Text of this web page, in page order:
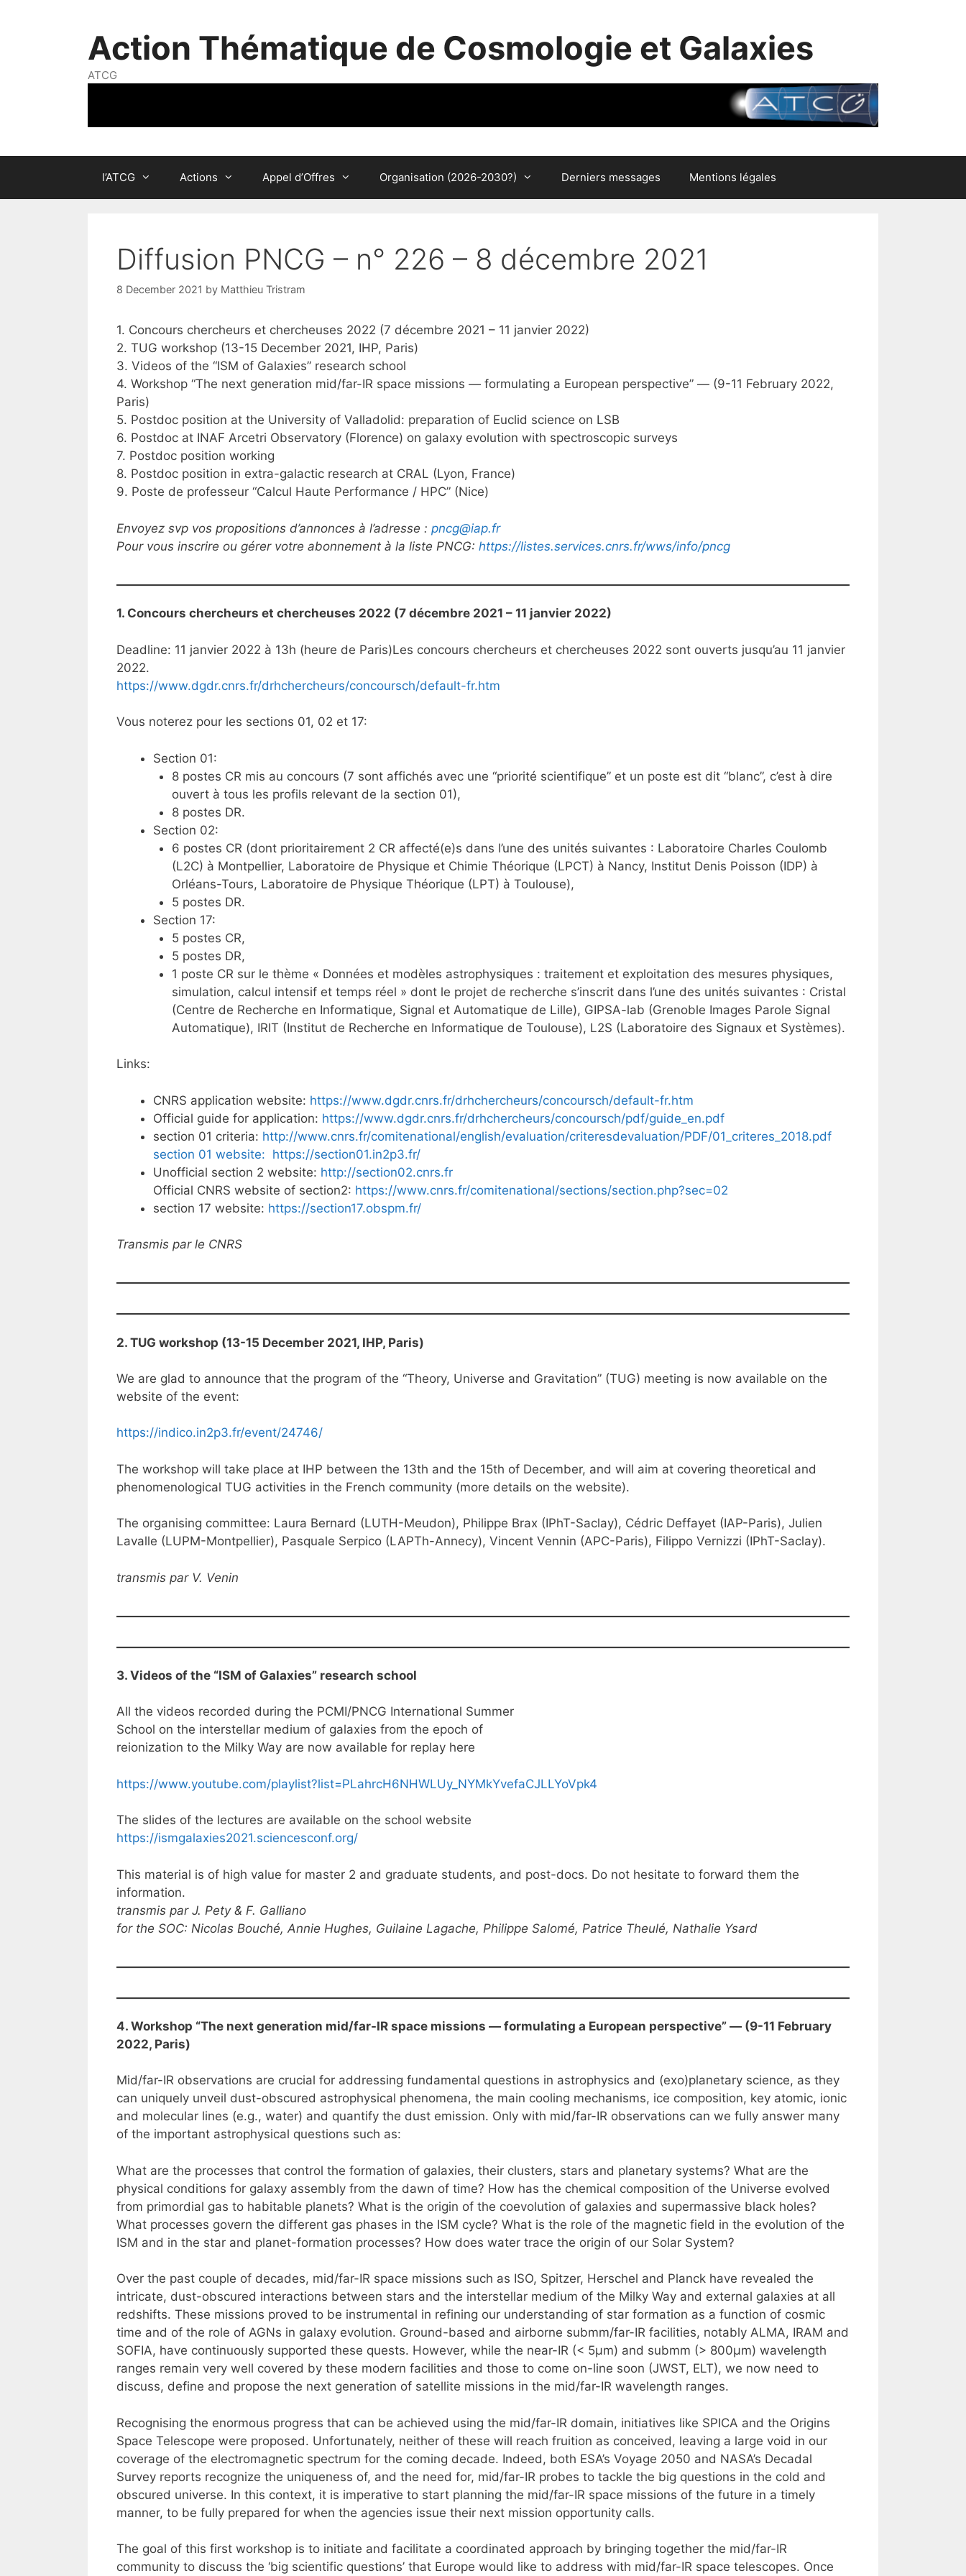
Action Thématique de Cosmologie et Galaxies
ATCG
l’ATCG Actions Appel d’Offres Organisation (2026-2030?) Derniers messages Mentions légales
Diffusion PNCG – n° 226 – 8 décembre 2021
8 December 2021 by Matthieu Tristram
1. Concours chercheurs et chercheuses 2022 (7 décembre 2021 – 11 janvier 2022)
2. TUG workshop (13-15 December 2021, IHP, Paris)
3. Videos of the “ISM of Galaxies” research school
4. Workshop “The next generation mid/far-IR space missions — formulating a European perspective” — (9-11 February 2022,
Paris)
5. Postdoc position at the University of Valladolid: preparation of Euclid science on LSB
6. Postdoc at INAF Arcetri Observatory (Florence) on galaxy evolution with spectroscopic surveys
7. Postdoc position working
8. Postdoc position in extra-galactic research at CRAL (Lyon, France)
9. Poste de professeur “Calcul Haute Performance / HPC” (Nice)
Envoyez svp vos propositions d’annonces à l’adresse : pncg@iap.fr
Pour vous inscrire ou gérer votre abonnement à la liste PNCG: https://listes.services.cnrs.fr/wws/info/pncg
1. Concours chercheurs et chercheuses 2022 (7 décembre 2021 – 11 janvier 2022)
Deadline: 11 janvier 2022 à 13h (heure de Paris)Les concours chercheurs et chercheuses 2022 sont ouverts jusqu’au 11 janvier
2022.
https://www.dgdr.cnrs.fr/drhchercheurs/concoursch/default-fr.htm
Vous noterez pour les sections 01, 02 et 17:
Section 01:
8 postes CR mis au concours (7 sont affichés avec une “priorité scientifique” et un poste est dit “blanc”, c’est à dire
ouvert à tous les profils relevant de la section 01),
8 postes DR.
Section 02:
6 postes CR (dont prioritairement 2 CR affecté(e)s dans l’une des unités suivantes : Laboratoire Charles Coulomb
(L2C) à Montpellier, Laboratoire de Physique et Chimie Théorique (LPCT) à Nancy, Institut Denis Poisson (IDP) à
Orléans-Tours, Laboratoire de Physique Théorique (LPT) à Toulouse),
5 postes DR.
Section 17:
5 postes CR,
5 postes DR,
1 poste CR sur le thème « Données et modèles astrophysiques : traitement et exploitation des mesures physiques,
simulation, calcul intensif et temps réel » dont le projet de recherche s’inscrit dans l’une des unités suivantes : Cristal
(Centre de Recherche en Informatique, Signal et Automatique de Lille), GIPSA-lab (Grenoble Images Parole Signal
Automatique), IRIT (Institut de Recherche en Informatique de Toulouse), L2S (Laboratoire des Signaux et Systèmes).
Links:
CNRS application website: https://www.dgdr.cnrs.fr/drhchercheurs/concoursch/default-fr.htm
Official guide for application: https://www.dgdr.cnrs.fr/drhchercheurs/concoursch/pdf/guide_en.pdf
section 01 criteria: http://www.cnrs.fr/comitenational/english/evaluation/criteresdevaluation/PDF/01_criteres_2018.pdf
section 01 website: https://section01.in2p3.fr/
Unofficial section 2 website: http://section02.cnrs.fr
Official CNRS website of section2: https://www.cnrs.fr/comitenational/sections/section.php?sec=02
section 17 website: https://section17.obspm.fr/
Transmis par le CNRS
2. TUG workshop (13-15 December 2021, IHP, Paris)
We are glad to announce that the program of the “Theory, Universe and Gravitation” (TUG) meeting is now available on the
website of the event:
https://indico.in2p3.fr/event/24746/
The workshop will take place at IHP between the 13th and the 15th of December, and will aim at covering theoretical and
phenomenological TUG activities in the French community (more details on the website).
The organising committee: Laura Bernard (LUTH-Meudon), Philippe Brax (IPhT-Saclay), Cédric Deffayet (IAP-Paris), Julien
Lavalle (LUPM-Montpellier), Pasquale Serpico (LAPTh-Annecy), Vincent Vennin (APC-Paris), Filippo Vernizzi (IPhT-Saclay).
transmis par V. Venin
3. Videos of the “ISM of Galaxies” research school
All the videos recorded during the PCMI/PNCG International Summer
School on the interstellar medium of galaxies from the epoch of
reionization to the Milky Way are now available for replay here
https://www.youtube.com/playlist?list=PLahrcH6NHWLUy_NYMkYvefaCJLLYoVpk4
The slides of the lectures are available on the school website
https://ismgalaxies2021.sciencesconf.org/
This material is of high value for master 2 and graduate students, and post-docs. Do not hesitate to forward them the
information.
transmis par J. Pety & F. Galliano
for the SOC: Nicolas Bouché, Annie Hughes, Guilaine Lagache, Philippe Salomé, Patrice Theulé, Nathalie Ysard
4. Workshop “The next generation mid/far-IR space missions — formulating a European perspective” — (9-11 February
2022, Paris)
Mid/far-IR observations are crucial for addressing fundamental questions in astrophysics and (exo)planetary science, as they
can uniquely unveil dust-obscured astrophysical phenomena, the main cooling mechanisms, ice composition, key atomic, ionic
and molecular lines (e.g., water) and quantify the dust emission. Only with mid/far-IR observations can we fully answer many
of the important astrophysical questions such as:
What are the processes that control the formation of galaxies, their clusters, stars and planetary systems? What are the
physical conditions for galaxy assembly from the dawn of time? How has the chemical composition of the Universe evolved
from primordial gas to habitable planets? What is the origin of the coevolution of galaxies and supermassive black holes?
What processes govern the different gas phases in the ISM cycle? What is the role of the magnetic field in the evolution of the
ISM and in the star and planet-formation processes? How does water trace the origin of our Solar System?
Over the past couple of decades, mid/far-IR space missions such as ISO, Spitzer, Herschel and Planck have revealed the
intricate, dust-obscured interactions between stars and the interstellar medium of the Milky Way and external galaxies at all
redshifts. These missions proved to be instrumental in refining our understanding of star formation as a function of cosmic
time and of the role of AGNs in galaxy evolution. Ground-based and airborne submm/far-IR facilities, notably ALMA, IRAM and
SOFIA, have continuously supported these quests. However, while the near-IR (< 5μm) and submm (> 800μm) wavelength
ranges remain very well covered by these modern facilities and those to come on-line soon (JWST, ELT), we now need to
discuss, define and propose the next generation of satellite missions in the mid/far-IR wavelength ranges.
Recognising the enormous progress that can be achieved using the mid/far-IR domain, initiatives like SPICA and the Origins
Space Telescope were proposed. Unfortunately, neither of these will reach fruition as conceived, leaving a large void in our
coverage of the electromagnetic spectrum for the coming decade. Indeed, both ESA’s Voyage 2050 and NASA’s Decadal
Survey reports recognize the uniqueness of, and the need for, mid/far-IR probes to tackle the big questions in the cold and
obscured universe. In this context, it is imperative to start planning the mid/far-IR space missions of the future in a timely
manner, to be fully prepared for when the agencies issue their next mission opportunity calls.
The goal of this first workshop is to initiate and facilitate a coordinated approach by bringing together the mid/far-IR
community to discuss the ‘big scientific questions’ that Europe would like to address with mid/far-IR space telescopes. Once